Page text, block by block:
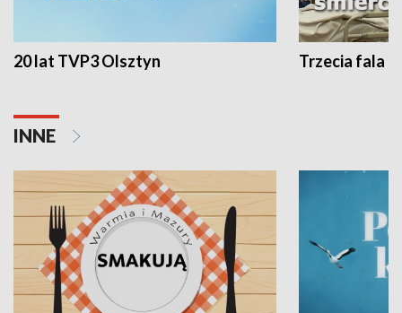
20 lat TVP3 Olsztyn Trzecia fala -
INNE